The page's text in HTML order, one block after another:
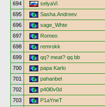
694
selyaVi
695
Sasha.Andreev
696
sage_Whte
697
Romeo
698
remrokk
699
qq? meat? qq bb
700
papa Karlo
701
pahanbel
702
p40l0v0d
703
P1aYneT